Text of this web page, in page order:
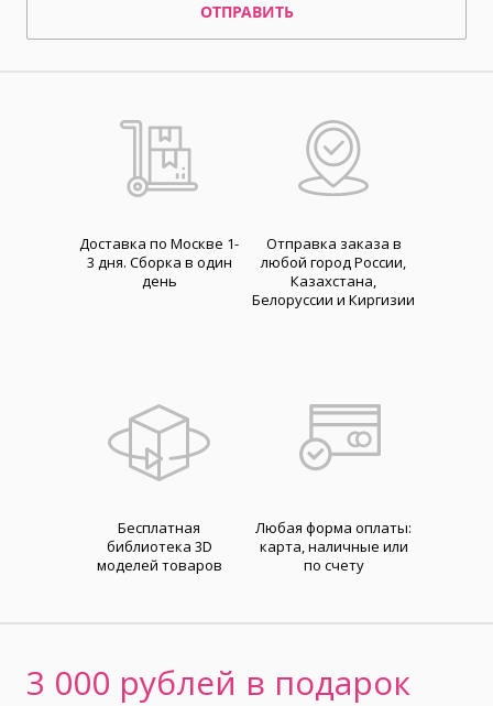
ОТПРАВИТЬ
Доставка по Москве 1-
3 дня. Cборка в один
день
Отправка заказа в
любой город России,
Казахстана,
Белоруссии и Киргизии
Бесплатная
библиотека 3D
моделей товаров
Любая форма оплаты:
карта, наличные или
по счету
3 000 рублей в подарок